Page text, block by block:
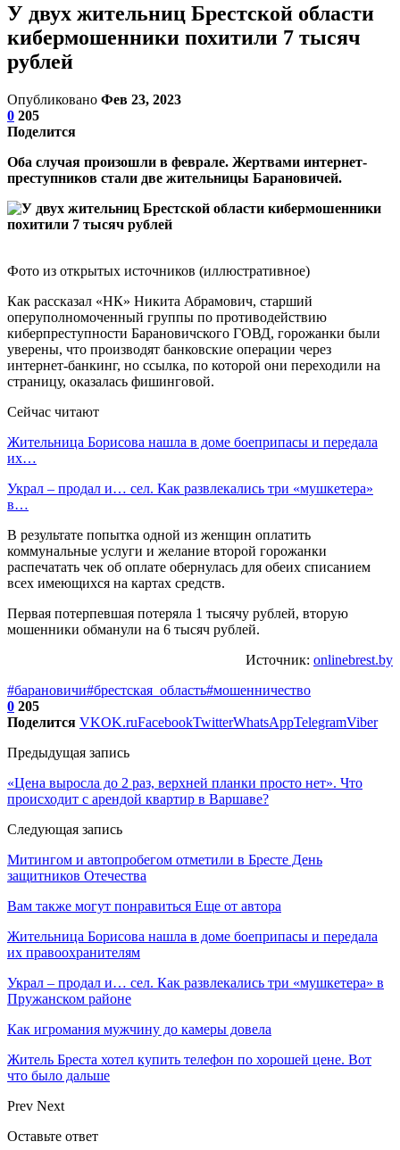
У двух жительниц Брестской области
кибермошенники похитили 7 тысяч
рублей
Опубликовано Фев 23, 2023
0 205
Поделится
Оба случая произошли в феврале. Жертвами интернет-
преступников стали две жительницы Барановичей.
Фото из открытых источников (иллюстративное)
Как рассказал «НК» Никита Абрамович, старший
оперуполномоченный группы по противодействию
киберпреступности Барановичского ГОВД, горожанки были
уверены, что производят банковские операции через
интернет-банкинг, но ссылка, по которой они переходили на
страницу, оказалась фишинговой.
Сейчас читают
Жительница Борисова нашла в доме боеприпасы и передала
их…
Украл – продал и… сел. Как развлекались три «мушкетера»
в…
В результате попытка одной из женщин оплатить
коммунальные услуги и желание второй горожанки
распечатать чек об оплате обернулась для обеих списанием
всех имеющихся на картах средств.
Первая потерпевшая потеряла 1 тысячу рублей, вторую
мошенники обманули на 6 тысяч рублей.
Источник: onlinebrest.by
#барановичи#брестская_область#мошенничество
0 205
Поделится VKOK.ruFacebookTwitterWhatsAppTelegramViber
Предыдущая запись
«Цена выросла до 2 раз, верхней планки просто нет». Что
происходит с арендой квартир в Варшаве?
Следующая запись
Митингом и автопробегом отметили в Бресте День
защитников Отечества
Вам также могут понравиться Еще от автора
Жительница Борисова нашла в доме боеприпасы и передала
их правоохранителям
Украл – продал и… сел. Как развлекались три «мушкетера» в
Пружанском районе
Как игромания мужчину до камеры довела
Житель Бреста хотел купить телефон по хорошей цене. Вот
что было дальше
Prev Next
Оставьте ответ